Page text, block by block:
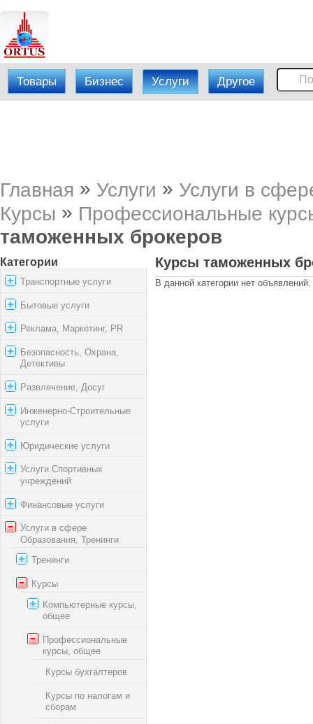
Товары Бизнес Услуги Другое
Главная » Услуги » Услуги в
Курсы » Профессиональные
таможенных брокеров
Категории
Транспортные услуги
Бытовые услуги
Реклама, Маркетинг, PR
Безопасность, Охрана,
Детективы
Развлечение, Досуг
Инженерно-Строительные
услуги
Юридические услуги
Услуги Спортивных
учреждений
Финансовые услуги
Услуги в сфере
Образования, Тренинги
Тренинги
Курсы
Компьютерные курсы,
общее
Профессиональные
курсы, общее
Курсы бухгалтеров
Курсы по налогам и
сборам
Курсы таможенных
В данной категории нет объявлений.